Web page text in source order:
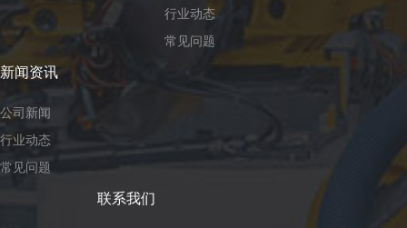
行业动态
常见问题
新闻资讯
公司新闻
行业动态
常见问题
联系我们